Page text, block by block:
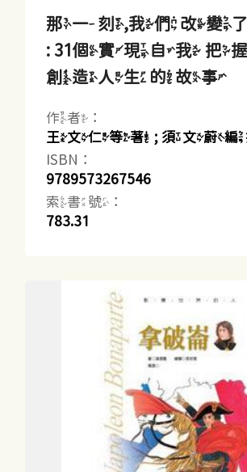
那一刻,我們改變
: 31個實現自我 把
創造人生的故事
作者：
王文仁等著 ; 須文蔚
ISBN：
9789573267546
索書號：
783.31